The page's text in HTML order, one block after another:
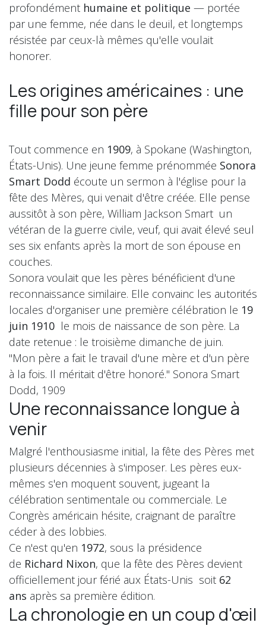
profondément humaine et politique — portée
par une femme, née dans le deuil, et longtemps
résistée par ceux-là mêmes qu'elle voulait
honorer.
Les origines américaines : une
fille pour son père
Tout commence en 1909, à Spokane (Washington,
États-Unis). Une jeune femme prénommée Sonora
Smart Dodd écoute un sermon à l'église pour la
fête des Mères, qui venait d'être créée. Elle pense
aussitôt à son père, William Jackson Smart un
vétéran de la guerre civile, veuf, qui avait élevé seul
ses six enfants après la mort de son épouse en
couches.
Sonora voulait que les pères bénéficient d'une
reconnaissance similaire. Elle convainc les autorités
locales d'organiser une première célébration le 19
juin 1910 le mois de naissance de son père. La
date retenue : le troisième dimanche de juin.
"Mon père a fait le travail d'une mère et d'un père
à la fois. Il méritait d'être honoré." Sonora Smart
Dodd, 1909
Une reconnaissance longue à
venir
Malgré l'enthousiasme initial, la fête des Pères met
plusieurs décennies à s'imposer. Les pères eux-
mêmes s'en moquent souvent, jugeant la
célébration sentimentale ou commerciale. Le
Congrès américain hésite, craignant de paraître
céder à des lobbies.
Ce n'est qu'en 1972, sous la présidence
de Richard Nixon, que la fête des Pères devient
officiellement jour férié aux États-Unis soit 62
ans après sa première édition.
La chronologie en un coup d'œil